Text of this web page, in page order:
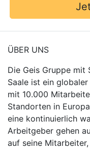
ÜBER UNS
Die Geis Gruppe mit
Saale ist ein
mit 10.000
Standorten in
eine kontinuierlich
Arbeitgeber gehen
auf seine